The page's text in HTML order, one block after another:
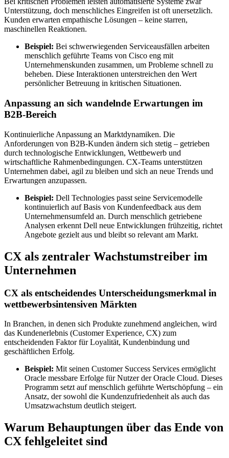
Unterstützung, doch menschliches Eingreifen ist oft unersetzlich.
Kunden erwarten empathische Lösungen – keine starren,
maschinellen Reaktionen.
Beispiel: Bei schwerwiegenden Serviceausfällen arbeiten
menschlich geführte Teams von Cisco eng mit
Unternehmenskunden zusammen, um Probleme schnell zu
beheben. Diese Interaktionen unterstreichen den Wert
persönlicher Betreuung in kritischen Situationen.
Anpassung an sich wandelnde Erwartungen im
B2B-Bereich
Kontinuierliche Anpassung an Marktdynamiken. Die
Anforderungen von B2B-Kunden ändern sich stetig – getrieben
durch technologische Entwicklungen, Wettbewerb und
wirtschaftliche Rahmenbedingungen. CX-Teams unterstützen
Unternehmen dabei, agil zu bleiben und sich an neue Trends und
Erwartungen anzupassen.
Beispiel: Dell Technologies passt seine Servicemodelle
kontinuierlich auf Basis von Kundenfeedback aus dem
Unternehmensumfeld an. Durch menschlich getriebene
Analysen erkennt Dell neue Entwicklungen frühzeitig, richtet
Angebote gezielt aus und bleibt so relevant am Markt.
CX als zentraler Wachstumstreiber im
Unternehmen
CX als entscheidendes Unterscheidungsmerkmal in
wettbewerbsintensiven Märkten
In Branchen, in denen sich Produkte zunehmend angleichen, wird
das Kundenerlebnis (Customer Experience, CX) zum
entscheidenden Faktor für Loyalität, Kundenbindung und
geschäftlichen Erfolg.
Beispiel: Mit seinen Customer Success Services ermöglicht
Oracle messbare Erfolge für Nutzer der Oracle Cloud. Dieses
Programm setzt auf menschlich geführte Wertschöpfung – ein
Ansatz, der sowohl die Kundenzufriedenheit als auch das
Umsatzwachstum deutlich steigert.
Warum Behauptungen über das Ende von
CX fehlgeleitet sind